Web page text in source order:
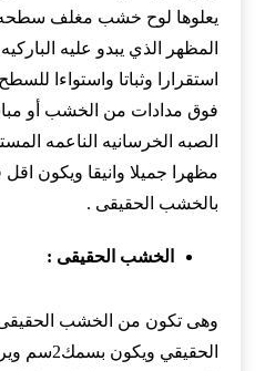
يعلوها لوح خشب مغلف
المظهر الذي يبدو عليه الباركيه
استقرارا وثباتا واستواءا
فوق مدادات من الخشب أو
الصبه الخرسانيه الناعمه
مظهرا جميلا وانيقا ويكون
بالخشب الحقيقى .
الخشب الحقيقى :
وهى تكون من الخشب الحقيقى
الحقيقي